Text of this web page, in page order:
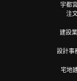
宇都
注
建設
設計事
宅地